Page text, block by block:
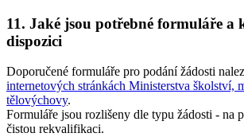
11. Jaké jsou potřebné formuláře a
dispozici
Doporučené formuláře pro podání žádosti
internetových stránkách Ministerstva školství,
tělovýchovy.
Formuláře jsou rozlišeny dle typu žádosti - na
čistou rekvalifikaci.